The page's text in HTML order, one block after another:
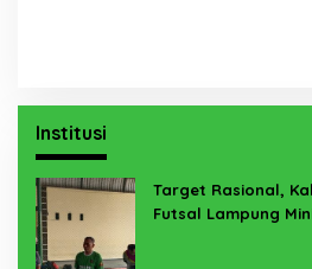
Institusi
Target Rasional,
Futsal Lampung